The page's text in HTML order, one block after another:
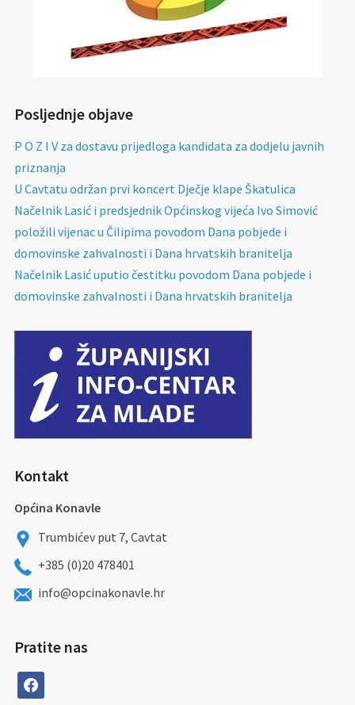
Posljednje objave
P O Z I V za dostavu prijedloga kandidata za dodjelu javnih
priznanja
U Cavtatu održan prvi koncert Dječje klape Škatulica
Načelnik Lasić i predsjednik Općinskog vijeća Ivo Simović
položili vijenac u Čilipima povodom Dana pobjede i
domovinske zahvalnosti i Dana hrvatskih branitelja
Načelnik Lasić uputio čestitku povodom Dana pobjede i
domovinske zahvalnosti i Dana hrvatskih branitelja
Kontakt
Općina Konavle
Trumbićev put 7, Cavtat
+385 (0)20 478401
info@opcinakonavle.hr
Pratite nas
facebook